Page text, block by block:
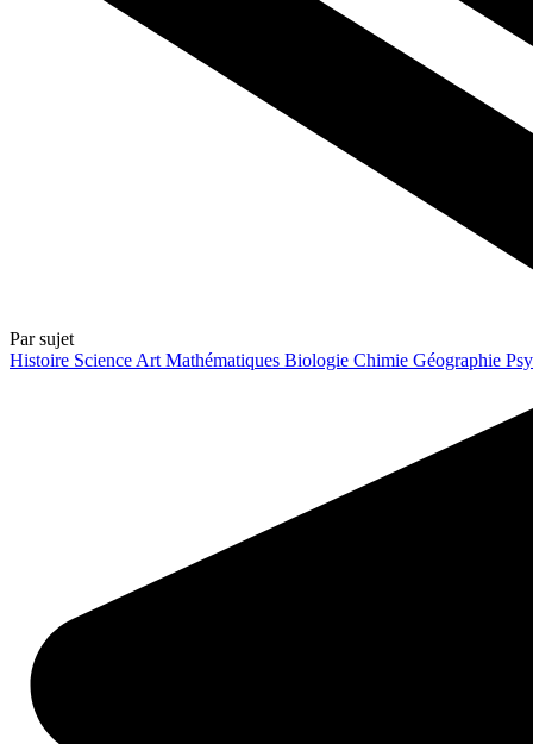
Par sujet
Histoire Science Art Mathématiques Biologie Chimie Géographie